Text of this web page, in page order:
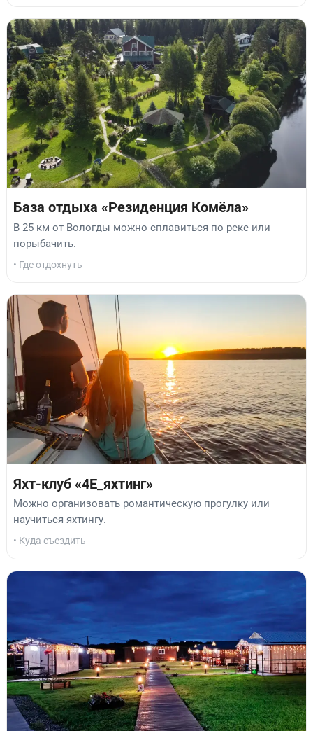
База отдыха «Резиденция Комёла»
В 25 км от Вологды можно сплавиться по реке или
порыбачить.
• Где отдохнуть
Яхт-клуб «4Е_яхтинг»
Можно организовать романтическую прогулку или
научиться яхтингу.
• Куда съездить